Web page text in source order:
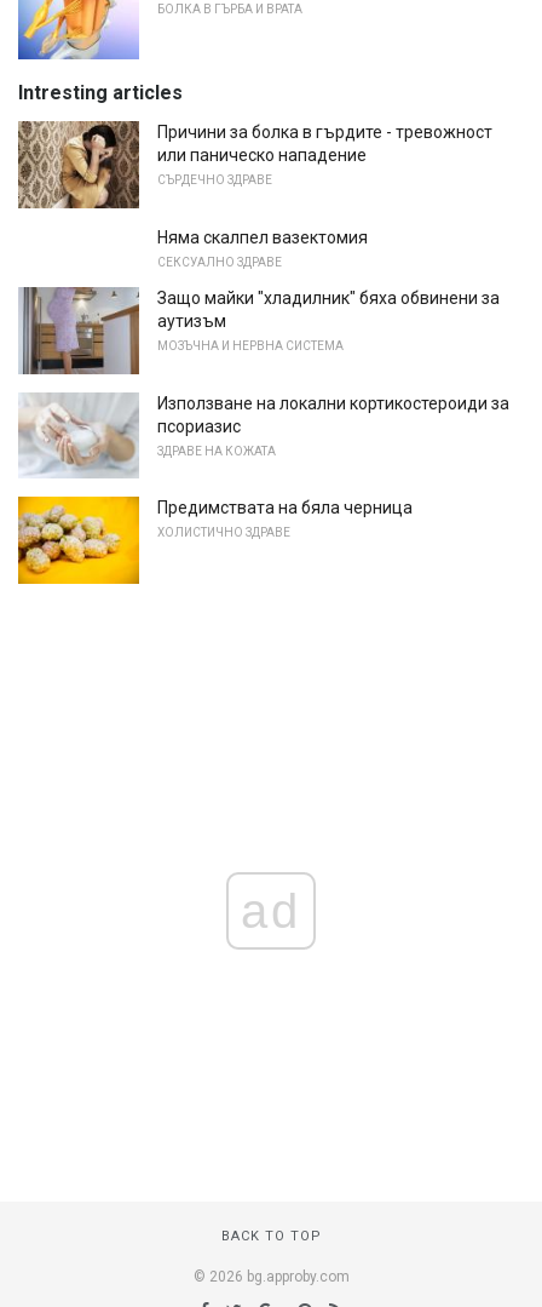
БОЛКА В ГЪРБА И ВРАТА
Intresting articles
Причини за болка в гърдите - тревожност
или паническо нападение
СЪРДЕЧНО ЗДРАВЕ
Няма скалпел вазектомия
СЕКСУАЛНО ЗДРАВЕ
Защо майки "хладилник" бяха обвинени за
аутизъм
МОЗЪЧНА И НЕРВНА СИСТЕМА
Използване на локални кортикостероиди за
псориазис
ЗДРАВЕ НА КОЖАТА
Предимствата на бяла черница
ХОЛИСТИЧНО ЗДРАВЕ
ad
BACK TO TOP
© 2026 bg.approby.com